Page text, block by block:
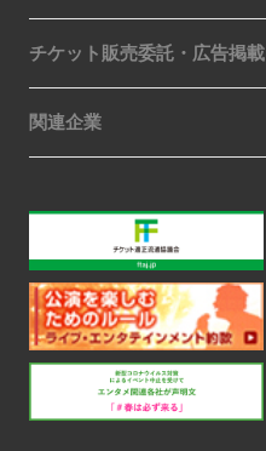
チケット販売委託・広告掲載
関連企業